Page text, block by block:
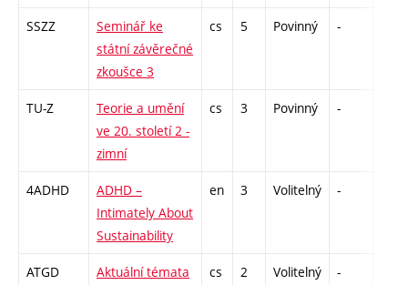
SSZZ
Seminář ke
státní závěrečné
zkoušce 3
cs 5 Povinný -
TU-Z
Teorie a umění
ve 20. století 2 -
zimní
cs 3 Povinný -
4ADHD
ADHD –
Intimately About
Sustainability
en 3 Volitelný -
ATGD
Aktuální témata
cs 2 Volitelný -